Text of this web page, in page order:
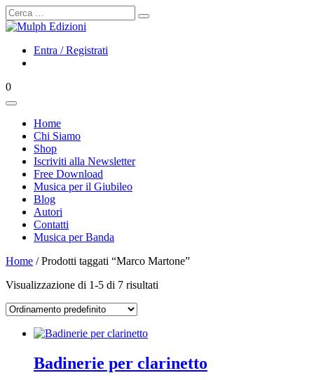
Cerca
Entra / Registrati
0
Home
Chi Siamo
Shop
Iscriviti alla Newsletter
Free Download
Musica per il Giubileo
Blog
Autori
Contatti
Musica per Banda
Home / Prodotti taggati “Marco Martone”
Visualizzazione di 1-5 di 7 risultati
Badinerie per clarinetto